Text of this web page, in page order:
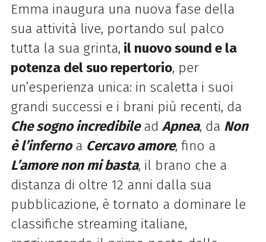
Emma inaugura una nuova fase della
sua attività live, portando sul palco
tutta la sua grinta, il nuovo sound e la
potenza del suo repertorio, per
un’esperienza unica: in scaletta i suoi
grandi successi e i brani più recenti, da
Che sogno incredibilead Apnea, da Non
è l’infernoa Cercavo amore, fino a
L’amore non mi basta, il brano che a
distanza di oltre 12 anni dalla sua
pubblicazione, è tornato a dominare le
classifiche streaming italiane,